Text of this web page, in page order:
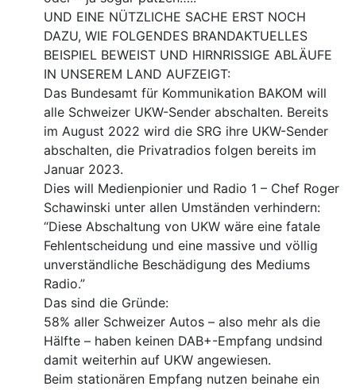
UND EINE NÜTZLICHE SACHE ERST NOCH
DAZU, WIE FOLGENDES BRANDAKTUELLES
BEISPIEL BEWEIST UND HIRNRISSIGE ABLÄUFE
IN UNSEREM LAND AUFZEIGT:
Das Bundesamt für Kommunikation BAKOM will
alle Schweizer UKW-Sender abschalten. Bereits
im August 2022 wird die SRG ihre UKW-Sender
abschalten, die Privatradios folgen bereits im
Januar 2023.
Dies will Medienpionier und Radio 1 – Chef Roger
Schawinski unter allen Umständen verhindern:
“Diese Abschaltung von UKW wäre eine fatale
Fehlentscheidung und eine massive und völlig
unverständliche Beschädigung des Mediums
Radio.”
Das sind die Gründe:
58% aller Schweizer Autos – also mehr als die
Hälfte – haben keinen DAB+-Empfang undsind
damit weiterhin auf UKW angewiesen.
Beim stationären Empfang nutzen beinahe ein